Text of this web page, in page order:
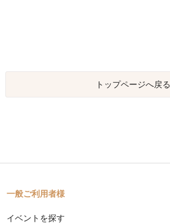
トップページへ戻る
一般ご利用者様
イベントを探す